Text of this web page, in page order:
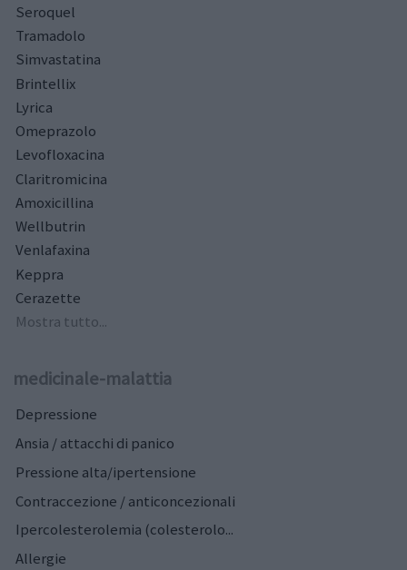
Seroquel
Tramadolo
Simvastatina
Brintellix
Lyrica
Omeprazolo
Levofloxacina
Claritromicina
Amoxicillina
Wellbutrin
Venlafaxina
Keppra
Cerazette
Mostra tutto...
medicinale-malattia
Depressione
Ansia / attacchi di panico
Pressione alta/ipertensione
Contraccezione / anticoncezionali
Ipercolesterolemia (colesterolo...
Allergie